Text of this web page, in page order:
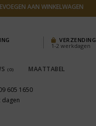
AAN WINKELWAGEN
VERZENDING
1-2 werkdagen
(0) MAATTABEL
605 1650
dagen